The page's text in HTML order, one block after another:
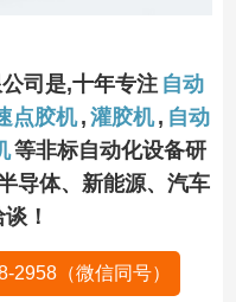
司是,十年专注 自动
点胶机 , 灌胶机 , 自动
等非标自动化设备研
导体、新能源、汽车
！
2958（微信同号）